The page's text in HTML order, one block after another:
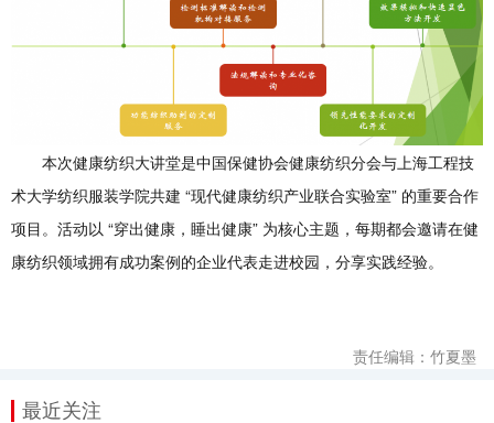
本次健康纺织大讲堂是中国保健协会健康纺织分会与上海工程技
术大学纺织服装学院共建 “现代健康纺织产业联合实验室” 的重要合作
项目。活动以 “穿出健康，睡出健康” 为核心主题，每期都会邀请在健
康纺织领域拥有成功案例的企业代表走进校园，分享实践经验。
责任编辑：竹夏墨
最近关注